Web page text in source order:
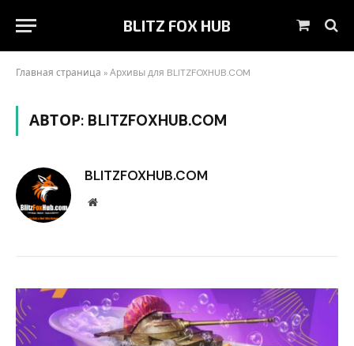
BLITZ FOX HUB Корзина
Главная страница »Архивы для BLITZFOXHUB.COM
АВТОР: BLITZFOXHUB.COM
BLITZFOXHUB.COM
Website